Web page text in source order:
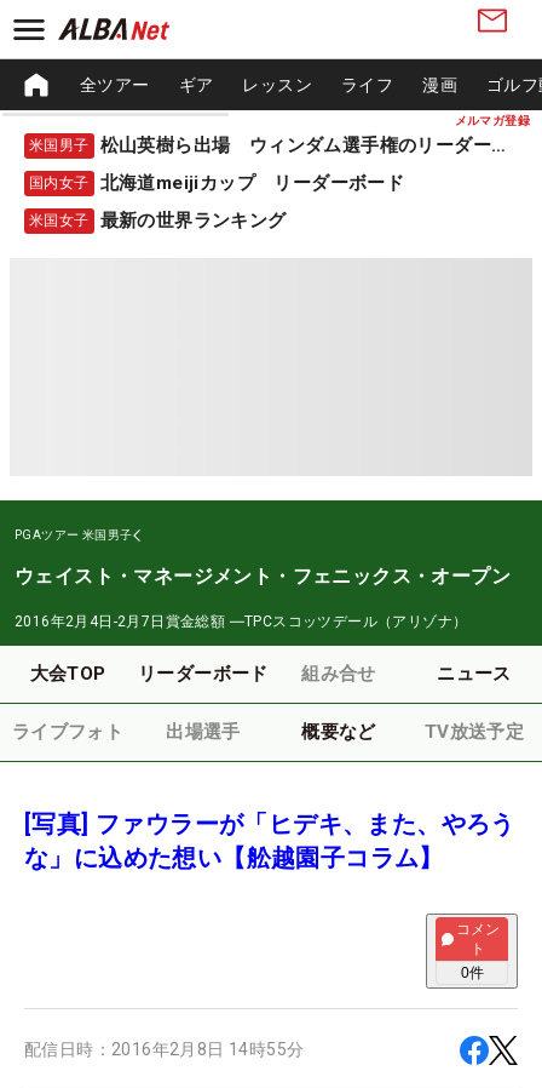
メルマガ登録
全ツアー ギア レッスン ライフ 漫画 ゴル
米国男子 松山英樹ら出場 ウィンダム選手権のリーダーボード
国内女子 北海道meijiカップ リーダーボード
米国女子 最新の世界ランキング
PGAツアー 米国男子
ウェイスト・マネージメント・フェニックス・オープン
2016年2月4日-2月7日 賞金総額 ―TPCスコッツデール（アリゾナ）
大会TOP リーダーボード 組み合せ ニュース
ライブフォト 出場選手 概要など TV放送予定
[写真] ファウラーが「ヒデキ、また、やろう
な」に込めた想い【舩越園子コラム】
コメン
ト
0件
配信日時： 2016年2月8日 14時55分